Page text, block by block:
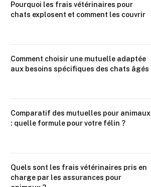
Pourquoi les frais vétérinaires pour
chats explosent et comment les couvrir
Comment choisir une mutuelle adaptée
aux besoins spécifiques des chats âgés
Comparatif des mutuelles pour animaux
: quelle formule pour votre félin ?
Quels sont les frais vétérinaires pris en
charge par les assurances pour